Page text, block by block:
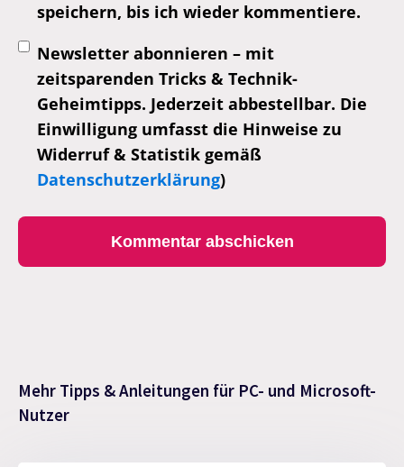
speichern, bis ich wieder kommentiere.
Newsletter abonnieren – mit
zeitsparenden Tricks & Technik-
Geheimtipps. Jederzeit abbestellbar. Die
Einwilligung umfasst die Hinweise zu
Widerruf & Statistik gemäß
Datenschutzerklärung)
Mehr Tipps & Anleitungen für PC- und Microsoft-
Nutzer